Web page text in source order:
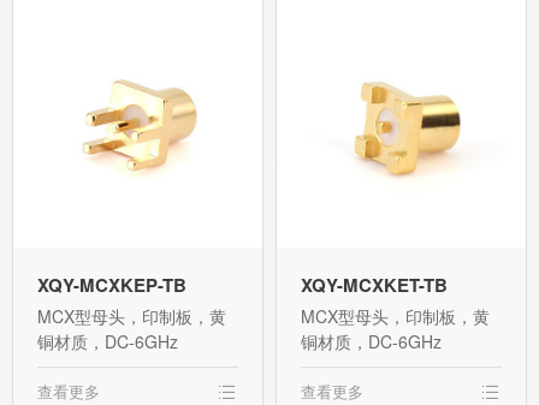
XQY-MCXKEP-TB
MCX型母头，印制板，黄
铜材质，DC-6GHz
查看更多
XQY-MCXKET-TB
MCX型母头，印制板，黄
铜材质，DC-6GHz
查看更多